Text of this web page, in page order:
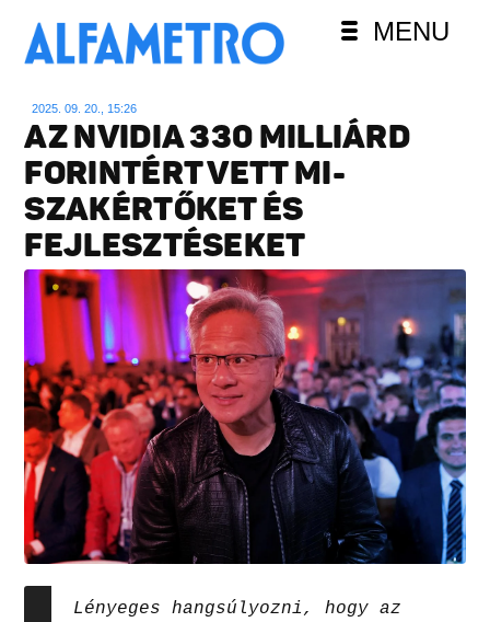
MENU
2025. 09. 20., 15:26
AZ NVIDIA 330 MILLIÁRD
FORINTÉRT VETT MI-
SZAKÉRTŐKET ÉS
FEJLESZTÉSEKET
Lényeges hangsúlyozni, hogy az